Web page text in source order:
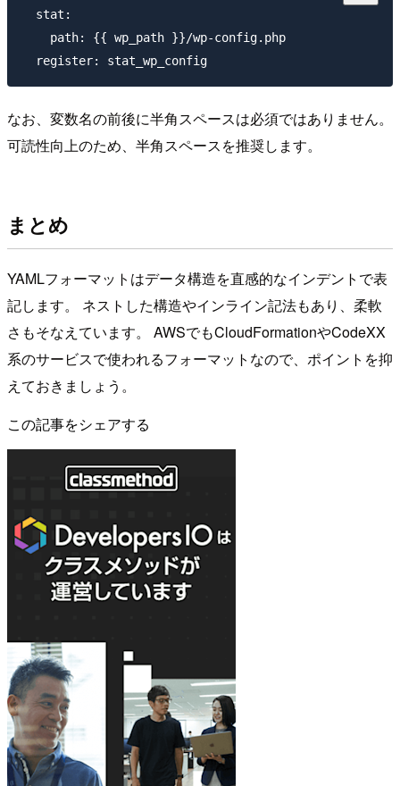
  stat:
    path: {{ wp_path }}/wp-config.php
なお、変数名の前後に半角スペースは必須ではありません。
可読性向上のため、半角スペースを推奨します。
まとめ
YAMLフォーマットはデータ構造を直感的なインデントで表
記します。 ネストした構造やインライン記法もあり、柔軟
さもそなえています。 AWSでもCloudFormationやCodeXX
系のサービスで使われるフォーマットなので、ポイントを抑
えておきましょう。
この記事をシェアする